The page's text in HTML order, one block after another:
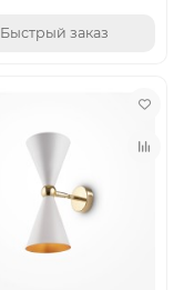
Быстрый заказ